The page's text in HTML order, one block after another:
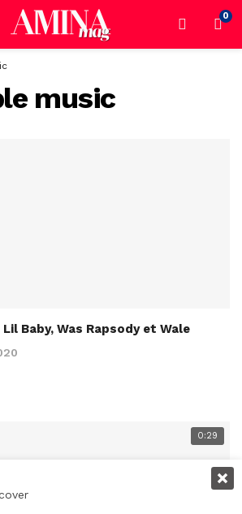
0
music
Baby, Was Rapsody et Wale
0:29